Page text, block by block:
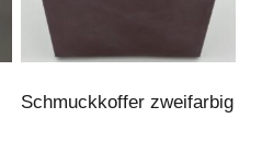
Schmuckkoffer zweifarbig